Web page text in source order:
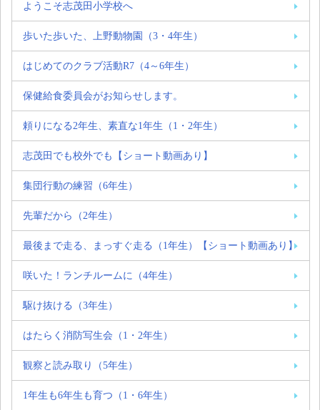
ようこそ志茂田小学校へ
歩いた歩いた、上野動物園（3・4年生）
はじめてのクラブ活動R7（4～6年生）
保健給食委員会がお知らせします。
頼りになる2年生、素直な1年生（1・2年生）
志茂田でも校外でも【ショート動画あり】
集団行動の練習（6年生）
先輩だから（2年生）
最後まで走る、まっすぐ走る（1年生）【ショート動画あり】
咲いた！ランチルームに（4年生）
駆け抜ける（3年生）
はたらく消防写生会（1・2年生）
観察と読み取り（5年生）
1年生も6年生も育つ（1・6年生）